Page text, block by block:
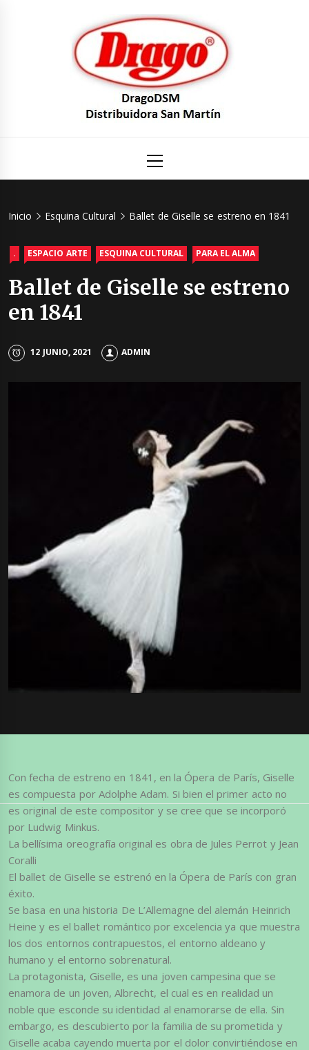
San
principal
Inicio Esquina Cultural Ballet de Giselle se estreno en 1841
. ESPACIO ARTE ESQUINA CULTURAL PARA EL ALMA
Ballet de Giselle se estreno
en 1841
12 JUNIO, 2021 ADMIN
Con fecha de estreno en 1841, en la Ópera de París, Giselle
es compuesta por Adolphe Adam. Si bien el primer acto no
es original de este compositor y se cree que se incorporó
por Ludwig Minkus.
La bellísima oreografía original es obra de Jules Perrot y Jean
Coralli
El ballet de Giselle se estrenó en la Ópera de París con gran
éxito.
Se basa en una historia De L’Allemagne del alemán Heinrich
Heine y es el ballet romántico por excelencia ya que muestra
los dos entornos contrapuestos, el entorno aldeano y
humano y el entorno sobrenatural.
La protagonista, Giselle, es una joven campesina que se
enamora de un joven, Albrecht, el cual es en realidad un
noble que esconde su identidad al enamorarse de ella. Sin
embargo, es descubierto por la familia de su prometida y
Giselle acaba cayendo muerta por el dolor convirtiéndose en